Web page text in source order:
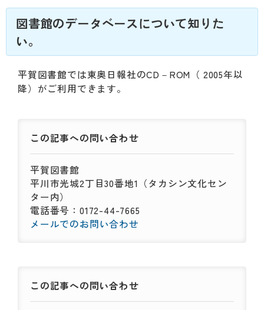
本
図書館のデータベースについて知りた
い。
平賀図書館では東奥日報社のCD－ROM（ 2005年以
降）がご利用できます。
この記事への問い合わせ
平賀図書館
平川市光城2丁目30番地1（タカシン文化セン
ター内）
電話番号：0172-44-7665
メールでのお問い合わせ
この記事への問い合わせ